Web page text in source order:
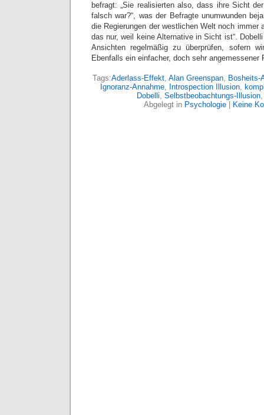
befragt: „Sie realisierten also, dass ihre Sicht
falsch war?“, was der Befragte unumwunden
die Regierungen der westlichen Welt noch immer
das nur, weil keine Alternative in Sicht ist“.
Ansichten regelmäßig zu überprüfen, sofern
Ebenfalls ein einfacher, doch sehr angemessener
Tags:Aderlass-Effekt, Alan Greenspan, Bosheits-
Ignoranz-Annahme, Introspection Illusion,
Dobelli, Selbstbeobachtungs-Illusion
Abgelegt in Psychologie| Keine